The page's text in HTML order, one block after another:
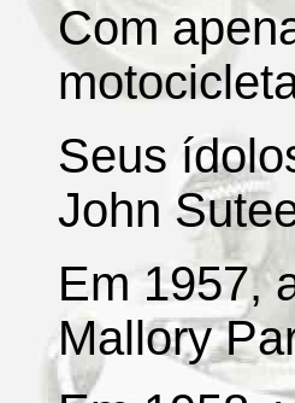
Com
Seus
John
Em 1957,
Mallory